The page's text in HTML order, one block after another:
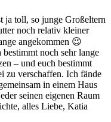
ja toll, so junge Großeltern
noch relativ kleiner
angekommen 😉
noch sehr lange
– und euch bestimmt
zu verschaffen. Ich fände
in einem Haus
seinen eigenen Raum
alles Liebe, Katia